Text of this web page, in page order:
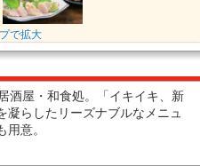
で拡大
酒屋・和食処。「イキイキ、新
らしたリーズナブルなメニュ
意。